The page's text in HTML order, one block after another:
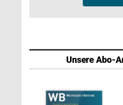
Unsere Abo-